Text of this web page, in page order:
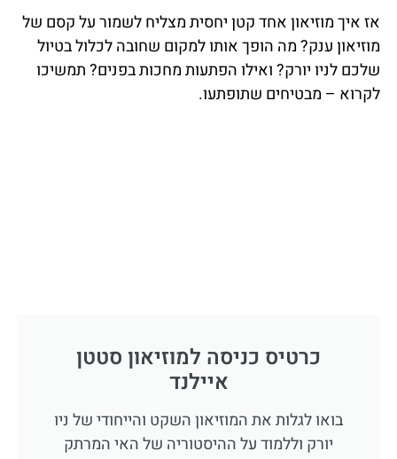
אז איך מוזיאון אחד קטן יחסית מצליח לשמור על קסם של
מוזיאון ענק? מה הופך אותו למקום שחובה לכלול בטיול
שלכם לניו יורק? ואילו הפתעות מחכות בפנים? תמשיכו
לקרוא – מבטיחים שתופתעו.
כרטיס כניסה למוזיאון סטטן
איילנד
בואו לגלות את המוזיאון השקט והייחודי של ניו
יורק וללמוד על ההיסטוריה של האי המרתק